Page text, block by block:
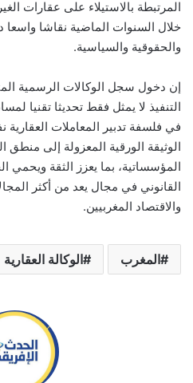
المرتبطة بالاستيلاء على عقارات
خلال السنوات الماضية نقاشا واسعا
والحقوقية والسياسية.
إن دخول سجل الوكالات الرسمية
التنفيذ لا يمثل فقط تحديثا تقنيا
في فلسفة تدبير المعاملات
الوثيقة الورقية المعزولة إلى منطق
المؤسساتية، بما يعزز الثقة
القانوني في مجال يعد من أكثر
والاقتصاد المغربيين.
المغرب الوكالة العقارية